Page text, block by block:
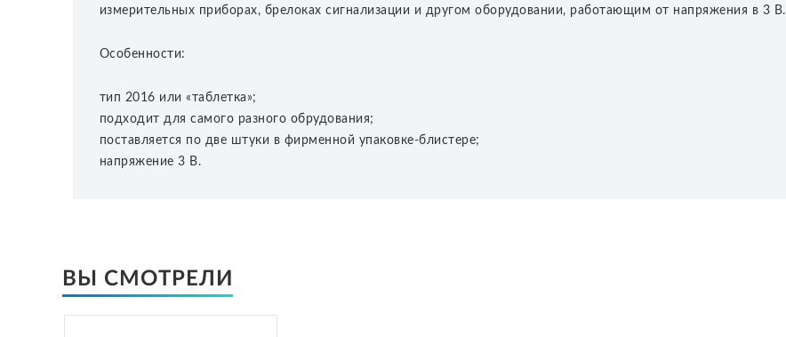
измерительных приборах, брелоках сигнализации и другом оборудовании, работающим от напряжения в 3 В.
Особенности:
тип 2016 или «таблетка»;
подходит для самого разного обрудования;
поставляется по две штуки в фирменной упаковке-блистере;
напряжение 3 В.
ВЫ СМОТРЕЛИ